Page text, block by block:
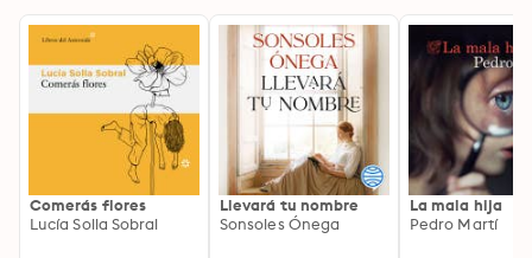
Comerás flores
Lucía Solla Sobral
Llevará tu nombre
Sonsoles Ónega
La mala hija
Pedro Martí